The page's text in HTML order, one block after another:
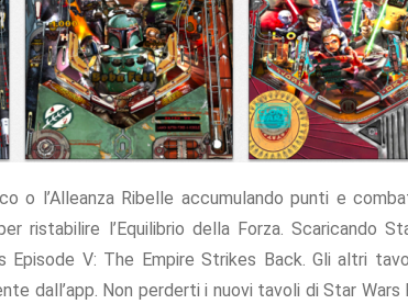
o l’Alleanza Ribelle accumulando punti e
ristabilire l’Equilibrio della Forza. Scaricando
V: The Empire Strikes Back. Gli altri
dall’app. Non perderti i nuovi tavoli di Star Wars